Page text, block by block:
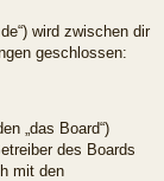
wird zwischen dir
geschlossen:
„das Board“)
des Boards
mit den